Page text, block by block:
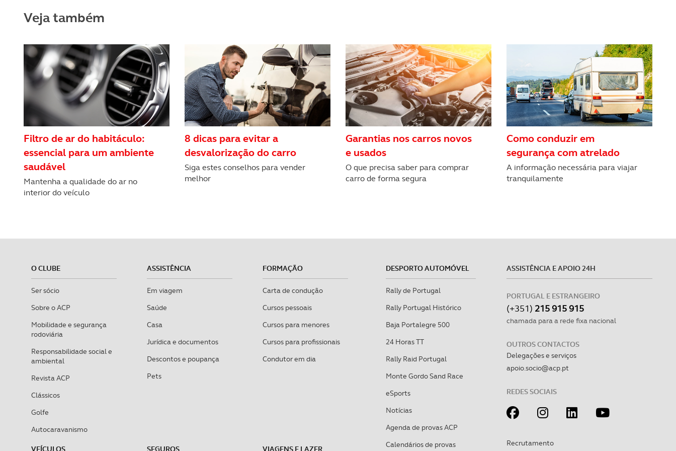
Veja também
Filtro de ar do habitáculo:
essencial para um ambiente
saudável
Mantenha a qualidade do ar no
interior do veículo
8 dicas para evitar a
desvalorização do carro
Siga estes conselhos para vender
melhor
Garantias nos carros novos
e usados
O que precisa saber para comprar
carro de forma segura
Como conduzir em
segurança com atrelado
A informação necessária para viajar
tranquilamente
O CLUBE
Ser sócio
Sobre o ACP
Mobilidade e segurança
rodoviária
Responsabilidade social e
ambiental
Revista ACP
Clássicos
Golfe
Autocaravanismo
ASSISTÊNCIA
Em viagem
Saúde
Casa
Jurídica e documentos
Descontos e poupança
Pets
FORMAÇÃO
Carta de condução
Cursos pessoais
Cursos para menores
Cursos para profissionais
Condutor em dia
VEÍCULOS SEGUROS VIAGENS E LAZER
DESPORTO AUTOMÓVEL
Rally de Portugal
Rally Portugal Histórico
Baja Portalegre 500
24 Horas TT
Rally Raid Portugal
Monte Gordo Sand Race
eSports
Notícias
Agenda de provas ACP
Calendários de provas
ASSISTÊNCIA E APOIO 24H
PORTUGAL E ESTRANGEIRO
(+351) 215 915 915
chamada para a rede fixa nacional
OUTROS CONTACTOS
Delegações e serviços
apoio.socio@acp.pt
REDES SOCIAIS
Recrutamento